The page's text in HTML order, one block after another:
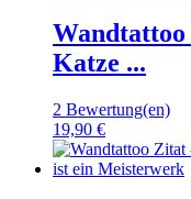
Katze ...
2 Bewertung(en)
19,90 €